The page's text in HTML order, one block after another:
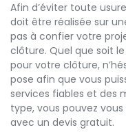
Afin d’éviter toute
doit être réalisée sur
pas à confier votre
clôture. Quel que soit
pour votre clôture,
pose afin que vous
services fiables et des
type, vous pouvez
avec un devis gratuit.